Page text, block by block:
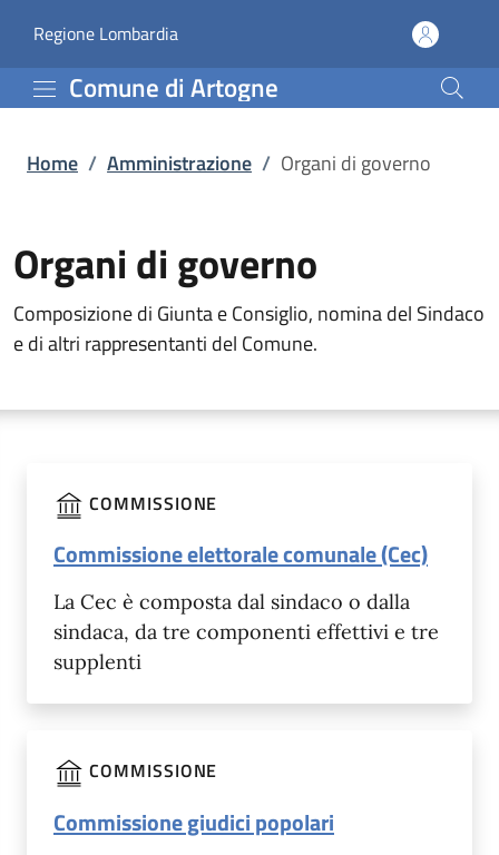
Organi di governo |
Regione Lombardia(apre in un'altra scheda).
Comune di Artogne
Home / Amministrazione / Organi di governo
Organi di governo
Composizione di Giunta e Consiglio, nomina del Sindaco
e di altri rappresentanti del Comune.
COMMISSIONE
Commissione elettorale comunale (Cec)
La Cec è composta dal sindaco o dalla
sindaca, da tre componenti effettivi e tre
supplenti
COMMISSIONE
Commissione giudici popolari